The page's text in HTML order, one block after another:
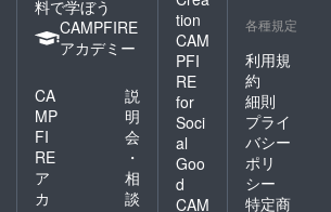
料で学ぼう
CAMPFIRE
アカデミー
CA
MP
FI
RE
ア
カ
説
明
会
・
相
談
tion
CAM
PFI
RE
for
Soci
al
Goo
d
CAM
各種規定
利用規
約
細則
プライ
バシー
ポリ
シー
特定商